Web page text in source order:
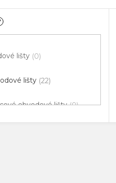
lišty 0
lišty 22
obvodové lišty 0